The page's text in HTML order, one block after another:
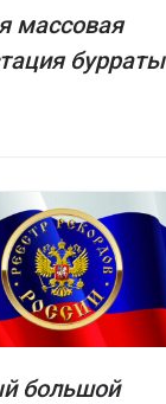
массовая
бурраты
большой